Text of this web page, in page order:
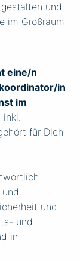
und
im Großraum
eine/n
in
im
inkl.
für Dich
und
und
in